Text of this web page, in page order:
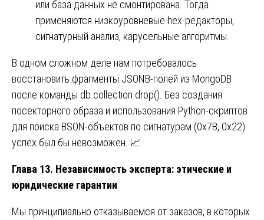
или база данных не смонтирована. Тогда
применяются низкоуровневые hex-редакторы,
сигнатурный анализ, карусельные алгоритмы.
В одном сложном деле нам потребовалось
восстановить фрагменты JSONB-полей из MongoDB
после команды db.collection.drop(). Без создания
посекторного образа и использования Python-скриптов
для поиска BSON-объектов по сигнатурам (0x7B, 0x22)
успех был бы невозможен. 📈
Глава 13. Независимость эксперта: этические и
юридические гарантии
Мы принципиально отказываемся от заказов, в которых